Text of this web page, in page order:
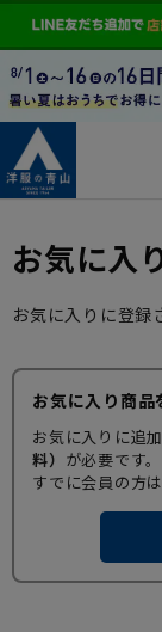
お気に入
お気に入りに登録
お気に入り商品
お気に入りに追
料） が必要です。
すでに会員の方